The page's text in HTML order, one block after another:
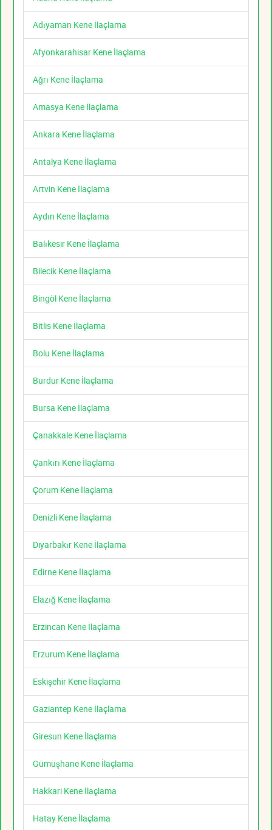
Adıyaman Kene İlaçlama
Afyonkarahisar Kene İlaçlama
Ağrı Kene İlaçlama
Amasya Kene İlaçlama
Ankara Kene İlaçlama
Antalya Kene İlaçlama
Artvin Kene İlaçlama
Aydın Kene İlaçlama
Balıkesir Kene İlaçlama
Bilecik Kene İlaçlama
Bingöl Kene İlaçlama
Bitlis Kene İlaçlama
Bolu Kene İlaçlama
Burdur Kene İlaçlama
Bursa Kene İlaçlama
Çanakkale Kene İlaçlama
Çankırı Kene İlaçlama
Çorum Kene İlaçlama
Denizli Kene İlaçlama
Diyarbakır Kene İlaçlama
Edirne Kene İlaçlama
Elazığ Kene İlaçlama
Erzincan Kene İlaçlama
Erzurum Kene İlaçlama
Eskişehir Kene İlaçlama
Gaziantep Kene İlaçlama
Giresun Kene İlaçlama
Gümüşhane Kene İlaçlama
Hakkari Kene İlaçlama
Hatay Kene İlaçlama